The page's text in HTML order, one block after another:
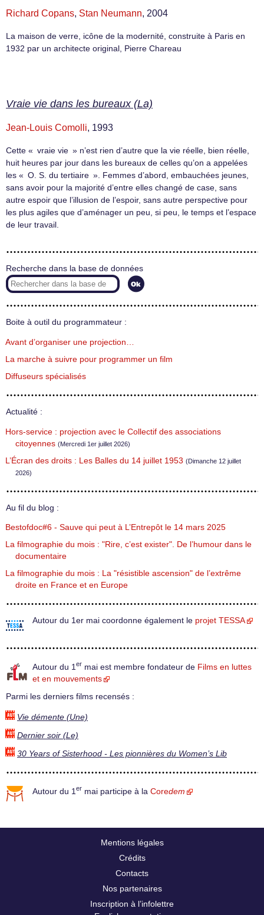
Richard Copans, Stan Neumann, 2004
La maison de verre, icône de la modernité, construite à Paris en
1932 par un architecte original, Pierre Chareau
Vraie vie dans les bureaux (La)
Jean-Louis Comolli, 1993
Cette « vraie vie » n’est rien d’autre que la vie réelle, bien réelle,
huit heures par jour dans les bureaux de celles qu’on a appelées
les « O. S. du tertiaire ». Femmes d’abord, embauchées jeunes,
sans avoir pour la majorité d’entre elles changé de case, sans
autre espoir que l’illusion de l’espoir, sans autre perspective pour
les plus agiles que d’aménager un peu, si peu, le temps et l’espace
de leur travail.
Recherche dans la base de données
Boite à outil du programmateur :
Avant d’organiser une projection…
La marche à suivre pour programmer un film
Diffuseurs spécialisés
Actualité :
Hors-service : projection avec le Collectif des associations
citoyennes (Mercredi 1er juillet 2026)
L’Écran des droits : Les Balles du 14 juillet 1953 (Dimanche 12 juillet
2026)
Au fil du blog :
Bestofdoc#6 - Sauve qui peut à L’Entrepôt le 14 mars 2025
La filmographie du mois : "Rire, c’est exister". De l’humour dans le
documentaire
La filmographie du mois : La "résistible ascension" de l’extrême
droite en France et en Europe
Autour du 1er mai coordonne également le projet TESSA
Autour du 1 er mai est membre fondateur de Films en luttes
et en mouvements
Parmi les derniers films recensés :
Vie démente (Une)
Dernier soir (Le)
30 Years of Sisterhood - Les pionnières du Women’s Lib
Autour du 1 er mai participe à la Coredem
Mentions légales
Crédits
Contacts
Nos partenaires
Inscription à l’infolettre